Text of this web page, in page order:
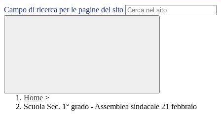
Campo di ricerca per le pagine del sito
Home >
Scuola Sec. 1° grado - Assemblea sindacale 21 febbraio